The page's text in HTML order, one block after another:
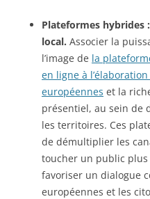
Plateformes hybrides
local. Associer la
l’image de la
en ligne à
européennes et la
présentiel, au sein de
les territoires. Ces
de démultiplier les
toucher un public
favoriser un dialogue
européennes et les